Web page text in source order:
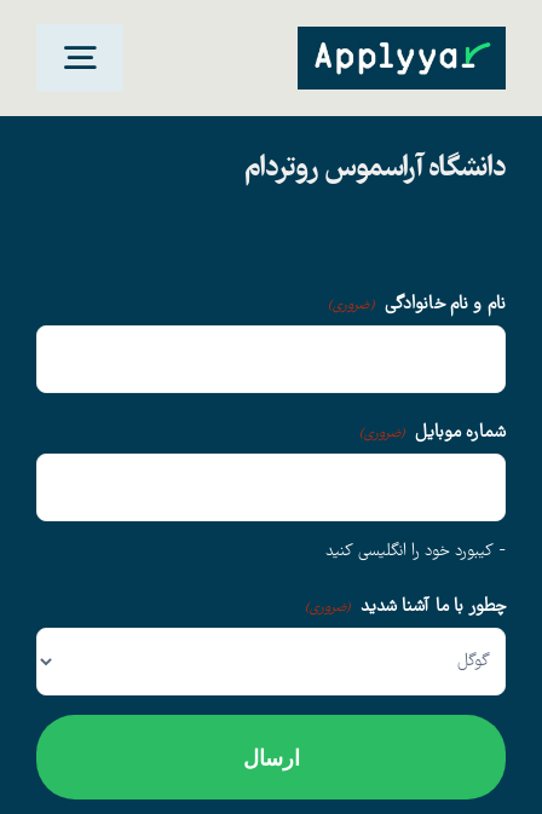
Skip
خانه
درباره ما
اخبار
دانشگاه آراسموس روتردام
نام و نام خانوادگی (ضروری)
شماره موبایل (ضروری)
- کیبورد خود را انگلیسی کنید
چطور با ما آشنا شدید (ضروری)